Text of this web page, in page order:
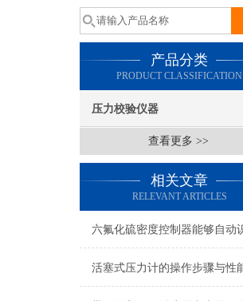
产品分类
PRODUCT CLASSIFICATION
压力校验仪器
查看更多 >>
相关文章
RELEVANT ARTICLES